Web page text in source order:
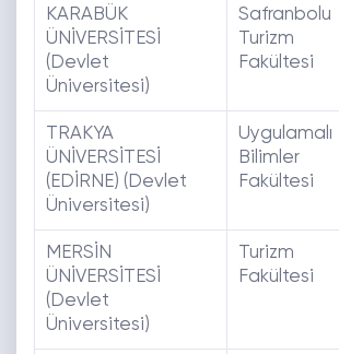
KARABÜK
ÜNİVERSİTESİ
(Devlet
Üniversitesi)
Safranbolu
Turizm
Fakültesi
TRAKYA
ÜNİVERSİTESİ
(EDİRNE) (Devlet
Üniversitesi)
Uygulamalı
Bilimler
Fakültesi
MERSİN
ÜNİVERSİTESİ
(Devlet
Üniversitesi)
Turizm
Fakültesi